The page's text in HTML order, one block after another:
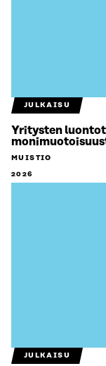
JULKAISU
Yritysten
MUISTIO
2026
JULKAISU